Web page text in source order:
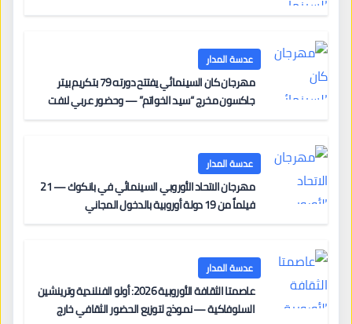
عدسة المدار
مهرجان كان السينمائي يفتتح دورته 79 بتكريم بيتر
جاكسون مخرج “سيد الخواتم” — وحضور عربي لافت
عدسة المدار
مهرجان الاتحاد الأوروبي السينمائي في بانكوك — 21
فيلماً من 19 دولة أوروبية بالدخول المجاني
عدسة المدار
عاصمتا الثقافة الأوروبية 2026: أولو الفنلندية وترينشين
السلوفاكية — نموذج لتوزيع الحضور الثقافي خارج